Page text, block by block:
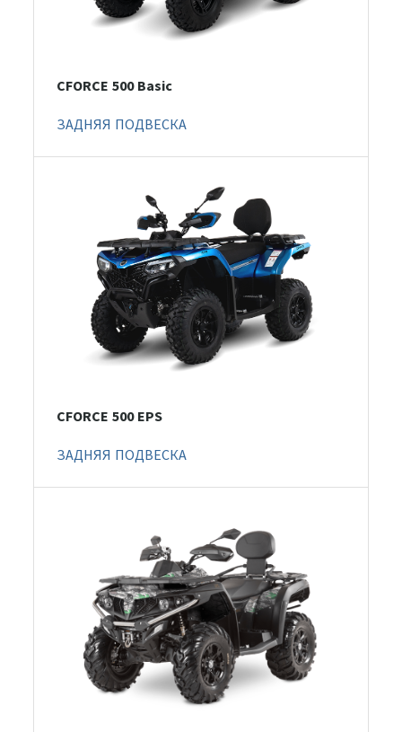
CFORCE 500 Basic
ЗАДНЯЯ ПОДВЕСКА
CFORCE 500 EPS
ЗАДНЯЯ ПОДВЕСКА